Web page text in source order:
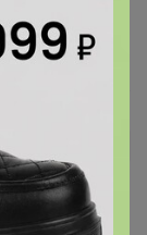
получил заказ!
На р.42